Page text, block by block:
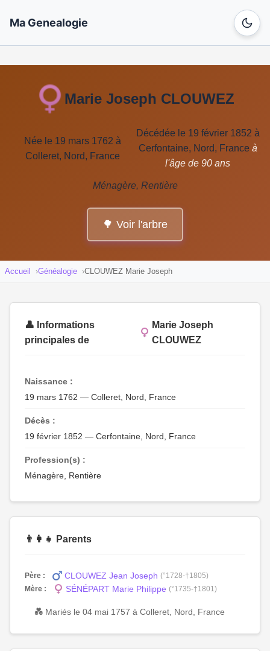
Ma Genealogie
Marie Joseph CLOUWEZ
Née le 19 mars 1762 à
Colleret, Nord, France
Décédée le 19 février 1852 à
Cerfontaine, Nord, France à
l'âge de 90 ans
Ménagère, Rentière
🌳 Voir l'arbre
Accueil Généalogie CLOUWEZ Marie Joseph
👤 Informations
principales de
Marie Joseph
CLOUWEZ
Naissance :
19 mars 1762 — Colleret, Nord, France
Décès :
19 février 1852 — Cerfontaine, Nord, France
Profession(s) :
Ménagère, Rentière
👨‍👩‍👧 Parents
Père : CLOUWEZ Jean Joseph (°1728-†1805)
Mère :
SÉNÉPART Marie Philippe (°1735-†1801)
💑 Mariés le 04 mai 1757 à Colleret, Nord, France